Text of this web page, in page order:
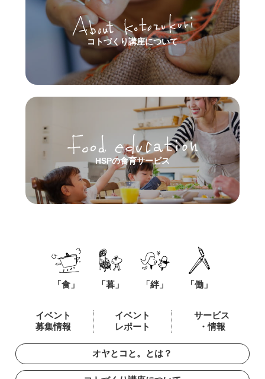
コトづくり講座について
HSPの食育サービス
「食」 「暮」 「絆」 「働」
イベント
募集情報
イベント
レポート
サービス
・情報
オヤとコと。とは？